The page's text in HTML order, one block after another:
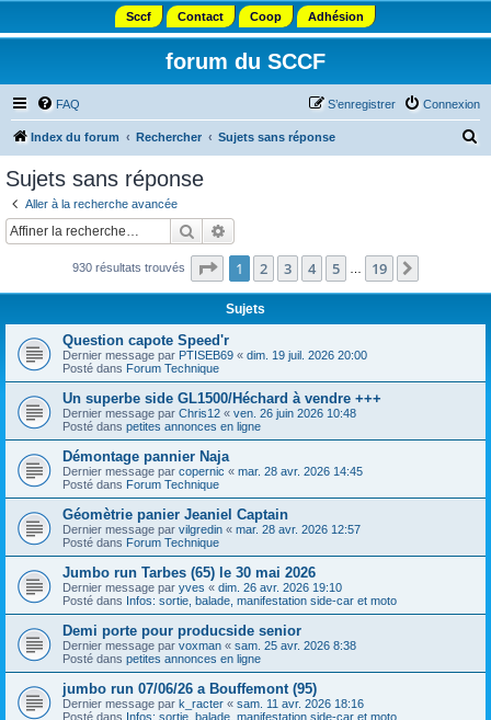
Sccf Contact Coop Adhésion
forum du SCCF
FAQ Connexion
S’enregistrer
Index du forum Rechercher Sujets sans réponse
c
Sujets sans réponse
Aller à la recherche avancée
Rechercher
930 résultats trouvés Page 1sur19
1 2 3 4 5 19
Sujets
Question capote Speed'r
Dernier message par PTISEB69 « dim. 19 juil. 2026 20:00
Posté dans Forum Technique
Un superbe side GL1500/Héchard à vendre +++
Dernier message par Chris12 « ven. 26 juin 2026 10:48
Posté dans petites annonces en ligne
Démontage pannier Naja
Dernier message par copernic « mar. 28 avr. 2026 14:45
Posté dans Forum Technique
Géomètrie panier Jeaniel Captain
Dernier message par vilgredin « mar. 28 avr. 2026 12:57
Posté dans Forum Technique
Jumbo run Tarbes (65) le 30 mai 2026
Dernier message par yves « dim. 26 avr. 2026 19:10
Posté dans Infos: sortie, balade, manifestation side-car et moto
Demi porte pour producside senior
Dernier message par voxman « sam. 25 avr. 2026 8:38
Posté dans petites annonces en ligne
jumbo run 07/06/26 a Bouffemont (95)
Dernier message par k_racter « sam. 11 avr. 2026 18:16
Posté dans Infos: sortie, balade, manifestation side-car et moto